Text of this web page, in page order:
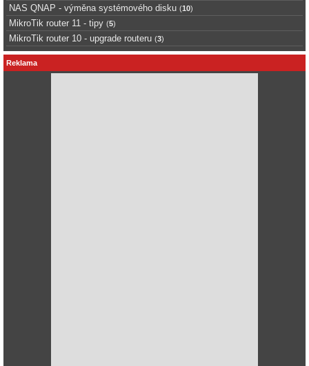
NAS QNAP - výměna systémového disku (10)
MikroTik router 11 - tipy (5)
MikroTik router 10 - upgrade routeru (3)
Reklama